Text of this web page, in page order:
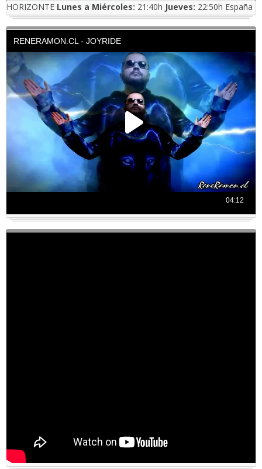
HORIZONTE Lunes a Miércoles: 21:40h Jueves: 22:50h España